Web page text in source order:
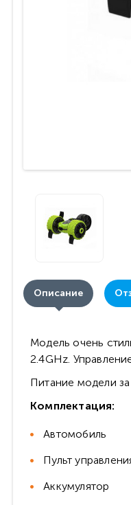
Описание
Модель очень
2.4GHz.
Питание модели
Комплектация:
Автомобиль
Пульт
Аккумулятор